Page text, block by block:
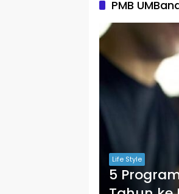
PMB
Life Style
5